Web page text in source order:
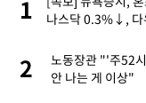
1
나스닥 0.3%↓, 다
2
노동장관 "'주52
안 나는 게 이상"